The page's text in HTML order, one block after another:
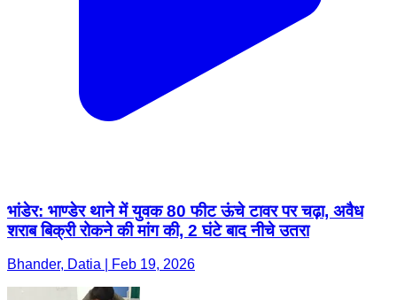
भांडेर: भाण्डेर थाने में युवक 80 फीट ऊंचे टावर पर चढ़ा, अवैध
शराब बिक्री रोकने की मांग की, 2 घंटे बाद नीचे उतरा
Bhander, Datia | Feb 19, 2026